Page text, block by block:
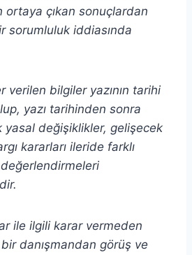
ortaya çıkan sonuçlardan
sorumluluk iddiasında
verilen bilgiler yazının tarihi
yazı tarihinden sonra
yasal değişiklikler, gelişecek
kararları ileride farklı
ile ilgili karar vermeden
danışmandan görüş ve